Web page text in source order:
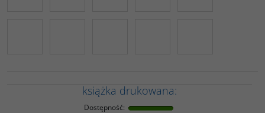
książka drukowana:
Dostępność: